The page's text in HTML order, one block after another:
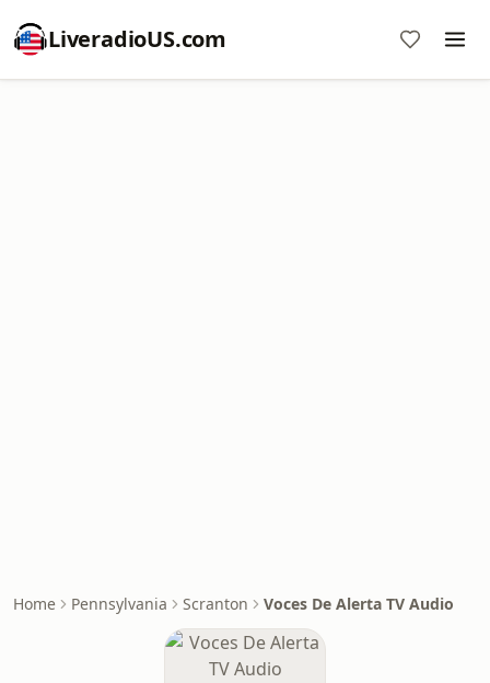
LiveradioUS.com
Home Pennsylvania Scranton Voces De Alerta TV Audio